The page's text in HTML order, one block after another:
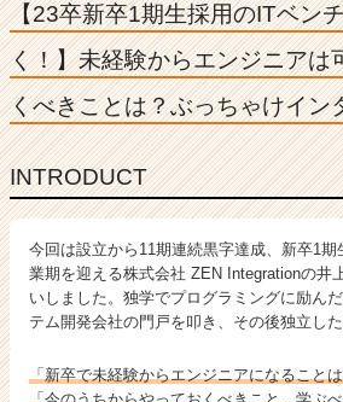
経
か
エ
ニ
ア
は
可
能？
今
っ
て
【23卒新卒1期生採用のITベン
く！】未経験からエンジニアは
くべきことは？ぶっちゃけイン
INTRODUCT
今回は設立から11期連続黒字達成、新卒1期
業期を迎える株式会社 ZEN Integrationの井
いしました。独学でプログラミングに励ん
テム開発会社の門戸を叩き、その後独立した
「新卒で未経験からエンジニアになること